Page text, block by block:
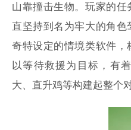
山靠撞击生物。玩家的
直坚持到名为牢大的角
奇特设定的情境类软件
以等待救援为目标，有
大、直升鸡等构建起整个